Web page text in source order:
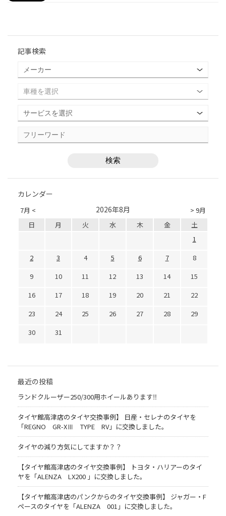
記事検索
カレンダー
7月 < > 9月
2026年8月
日 月 火 水 木 金
土
1
2
3 4 5 6 7
8
9
10 11 12 13 14
15
16
17 18 19 20 21
22
23
24 25 26 27 28
29
30
31
最近の投稿
ランドクルーザー250/300用ホイールあります‼
タイヤ館高津店のタイヤ交換事例】 日産・セレナのタイヤを
「REGNO GR-XⅢ TYPE RV」に交換しました。
タイヤの減り方気にしてますか？？
【タイヤ館高津店のタイヤ交換事例】 トヨタ・ハリアーのタイ
ヤを「ALENZA LX200 」に交換しました。
【タイヤ館高津店のパンクからのタイヤ交換事例】 ジャガー・F
ペースのタイヤを「ALENZA 001」に交換しました。